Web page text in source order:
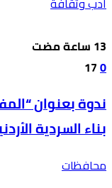
0
17
ندوة بعنوان
بناء السردية
محافظات